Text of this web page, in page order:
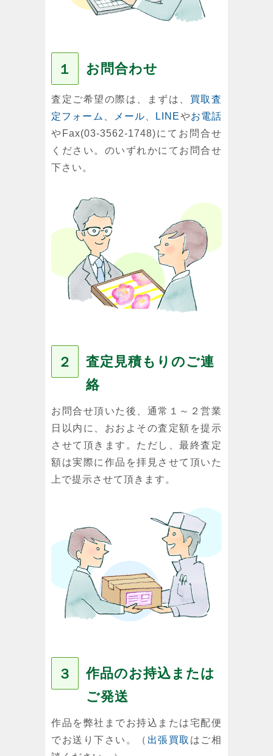
１ お問合わせ
査定ご希望の際は、まずは、 買取査
定フォーム
メール LINEやお電話
やFax(03-3562-1748)にてお問合せ
ください。のいずれかにてお問合せ
下さい。
２
査定見積もりのご連
絡
お問合せ頂いた後、通常１～２営業
日以内に、おおよその査定額を提示
させて頂きます。ただし、最終査定
額は実際に作品を拝見させて頂いた
上で提示させて頂きます。
３
作品のお持込または
ご発送
作品を弊社までお持込または宅配便
でお送り下さい。（ 出張買取 はご相